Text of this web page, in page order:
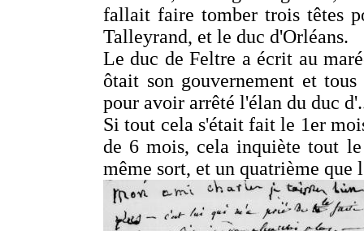
fallait faire tomber trois têtes
Talleyrand, et le duc d'Orléans.
Le duc de Feltre a écrit au
ôtait son gouvernement et
pour avoir arrêté l'élan du duc
Si tout cela s'était fait le 1er
de 6 mois, cela inquiète tout
même sort, et un quatrième que